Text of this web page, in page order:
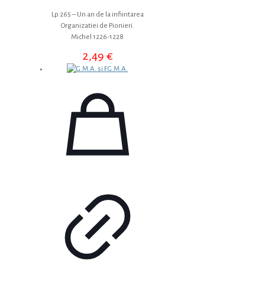
Lp.265 – Un an de la infiintarea
Organizatiei de Pionieri.
Michel 1226-1228
2,49 €